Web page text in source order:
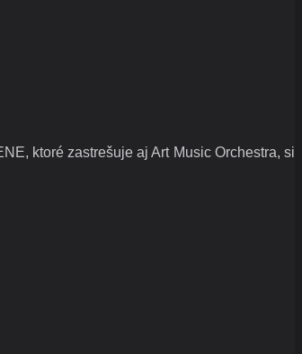
ktoré zastrešuje aj Art Music Orchestra, si